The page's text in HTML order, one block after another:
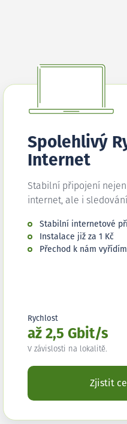
Spolehlivý
Internet
Stabilní připojení
internet, ale i
Stabilní internetové
Instalace již za 1 Kč
Přechod k nám
Rychlost
až 2,5 Gbit/s
V závislosti na lokalitě.
Zjistit